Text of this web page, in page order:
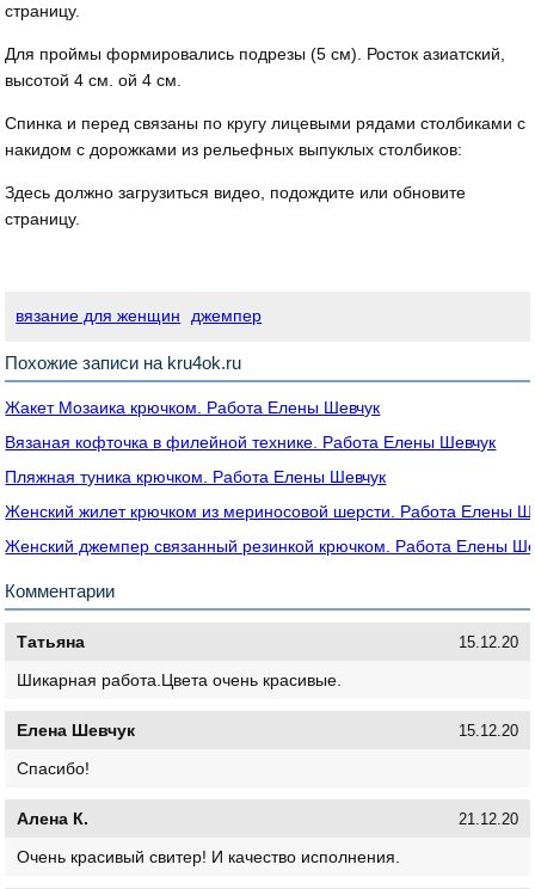
страницу.
Для проймы формировались подрезы (5 см). Росток азиатский,
высотой 4 см. ой 4 см.
Спинка и перед связаны по кругу лицевыми рядами столбиками с
накидом с дорожками из рельефных выпуклых столбиков:
Здесь должно загрузиться видео, подождите или обновите
страницу.
вязание для женщин джемпер
Похожие записи на kru4ok.ru
Жакет Мозаика крючком. Работа Елены Шевчук
Вязаная кофточка в филейной технике. Работа Елены Шевчук
Пляжная туника крючком. Работа Елены Шевчук
Женский жилет крючком из мериносовой шерсти. Работа Елены
Женский джемпер связанный резинкой крючком. Работа Елены
Комментарии
Татьяна 15.12.20
Шикарная работа.Цвета очень красивые.
Елена Шевчук 15.12.20
Спасибо!
Алена К. 21.12.20
Очень красивый свитер! И качество исполнения.